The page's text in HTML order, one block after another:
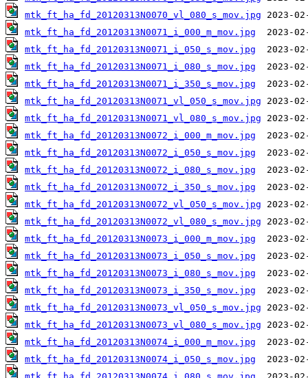
mtk_ft_ha_fd_20120313N0070_vl_080_s_mov.jpg
mtk_ft_ha_fd_20120313N0071_i_000_m_mov.jpg
mtk_ft_ha_fd_20120313N0071_i_050_s_mov.jpg
mtk_ft_ha_fd_20120313N0071_i_080_s_mov.jpg
mtk_ft_ha_fd_20120313N0071_i_350_s_mov.jpg
mtk_ft_ha_fd_20120313N0071_vl_050_s_mov.jpg
mtk_ft_ha_fd_20120313N0071_vl_080_s_mov.jpg
mtk_ft_ha_fd_20120313N0072_i_000_m_mov.jpg
mtk_ft_ha_fd_20120313N0072_i_050_s_mov.jpg
mtk_ft_ha_fd_20120313N0072_i_080_s_mov.jpg
mtk_ft_ha_fd_20120313N0072_i_350_s_mov.jpg
mtk_ft_ha_fd_20120313N0072_vl_050_s_mov.jpg
mtk_ft_ha_fd_20120313N0072_vl_080_s_mov.jpg
mtk_ft_ha_fd_20120313N0073_i_000_m_mov.jpg
mtk_ft_ha_fd_20120313N0073_i_050_s_mov.jpg
mtk_ft_ha_fd_20120313N0073_i_080_s_mov.jpg
mtk_ft_ha_fd_20120313N0073_i_350_s_mov.jpg
mtk_ft_ha_fd_20120313N0073_vl_050_s_mov.jpg
mtk_ft_ha_fd_20120313N0073_vl_080_s_mov.jpg
mtk_ft_ha_fd_20120313N0074_i_000_m_mov.jpg
mtk_ft_ha_fd_20120313N0074_i_050_s_mov.jpg